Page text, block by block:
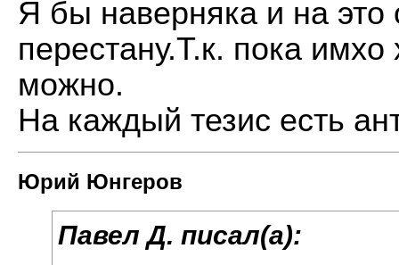
Я бы наверняка и на это
перестану.Т.к. пока имхо
можно.
На каждый тезис есть
Юрий Юнгеров
Павел Д. писал(а):